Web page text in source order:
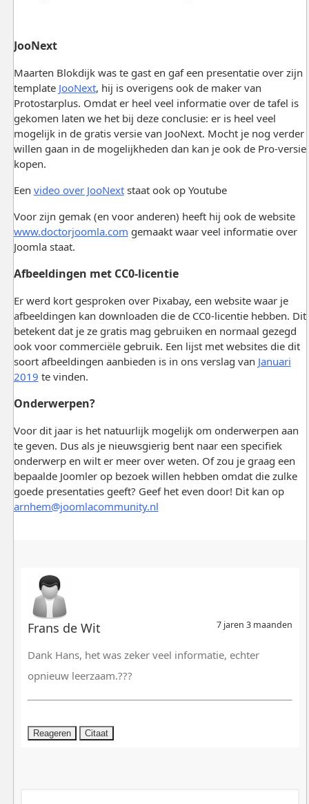
JooNext
Maarten Blokdijk was te gast en gaf een presentatie over zijn
template JooNext, hij is overigens ook de maker van
Protostarplus. Omdat er heel veel informatie over de tafel is
gekomen laten we het bij deze conclusie: er is heel veel
mogelijk in de gratis versie van JooNext. Mocht je nog verder
willen gaan in de mogelijkheden dan kan je ook de Pro-versie
kopen.
Een video over JooNextstaat ook op Youtube
Voor zijn gemak (en voor anderen) heeft hij ook de website
www.doctorjoomla.com gemaakt waar veel informatie over
Joomla staat.
Afbeeldingen met CC0-licentie
Er werd kort gesproken over Pixabay, een website waar je
afbeeldingen kan downloaden die de CC0-licentie hebben. Dit
betekent dat je ze gratis mag gebruiken en normaal gezegd
ook voor commerciële gebruik. Een lijst met websites die dit
soort afbeeldingen aanbieden is in ons verslag van Januari
2019 te vinden.
Onderwerpen?
Voor dit jaar is het natuurlijk mogelijk om onderwerpen aan
te geven. Dus als je nieuwsgierig bent naar een specifiek
onderwerp en wilt er meer over weten. Of zou je graag een
bepaalde Joomler op bezoek willen hebben omdat die zulke
goede presentaties geeft? Geef het even door! Dit kan op
arnhem@joomlacommunity.nl
Frans de Wit 7 jaren 3 maanden
Dank Hans, het was zeker veel informatie, echter
opnieuw leerzaam.???
Reageren Citaat